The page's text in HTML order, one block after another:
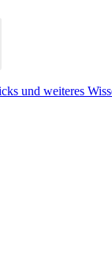
und weiteres